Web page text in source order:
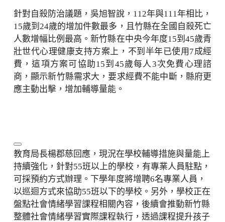
針對自殺防治議題，吳旭智說，112年與111年相比，
15歲到24歲的增加件數最多，且竹縣在全國自殺死亡
人數增幅比例最高。新竹縣在中央今年度15到45歲青
壯世代心理健康支持方案上，不到半年已使用7成經
費，這項方案可協助15到45歲每人3次免費心理諮
商，顯示新竹縣需求大，要求經費不能中斷，縣府更
應主動出擊，增加輔導量能。
教育局長楊郡慈回應，現況在學校輔導措施與量能上
持續強化，針對55班以上的學校，有專業人員駐點，
可採預約方式辦理。下學年度將增聘6名專業人員，
以巡迴方式來協助55班以下的學校。另外，學校正在
盤點社會情緒學習課程相關內容，後續會推動新竹縣
整體社會情緒學習實際課程執行，透過課程提升孩子